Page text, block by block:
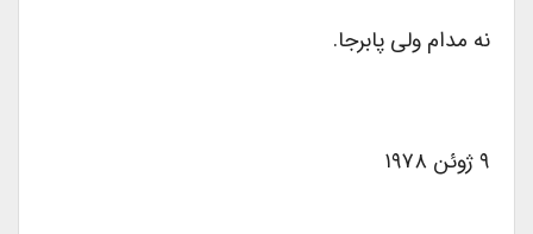
نه مدام ولی پابرجا.